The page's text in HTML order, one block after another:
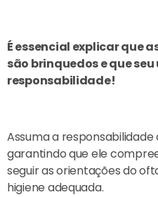
É essencial explicar que
são brinquedos e que seu
responsabilidade!
Assuma a responsabilidade
garantindo que ele
seguir as orientações do
higiene adequada.